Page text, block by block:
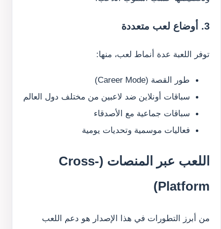
3. أوضاع لعب متعددة
توفر اللعبة عدة أنماط لعب، منها:
طور القصة (Career Mode)
سباقات أونلاين ضد لاعبين من مختلف دول العالم
سباقات جماعية مع الأصدقاء
فعاليات موسمية وتحديات يومية
اللعب عبر المنصات (Cross-
Platform)
من أبرز التطورات في هذا الإصدار هو دعم اللعب